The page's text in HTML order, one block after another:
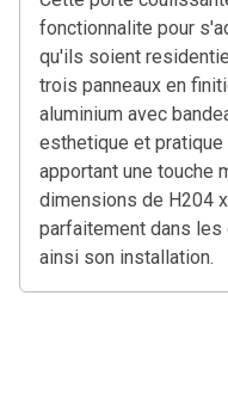
fonctionnalite pour
qu'ils soient
trois panneaux en
aluminium avec
esthetique et
apportant une touche
dimensions de H204
parfaitement dans
ainsi son installation.